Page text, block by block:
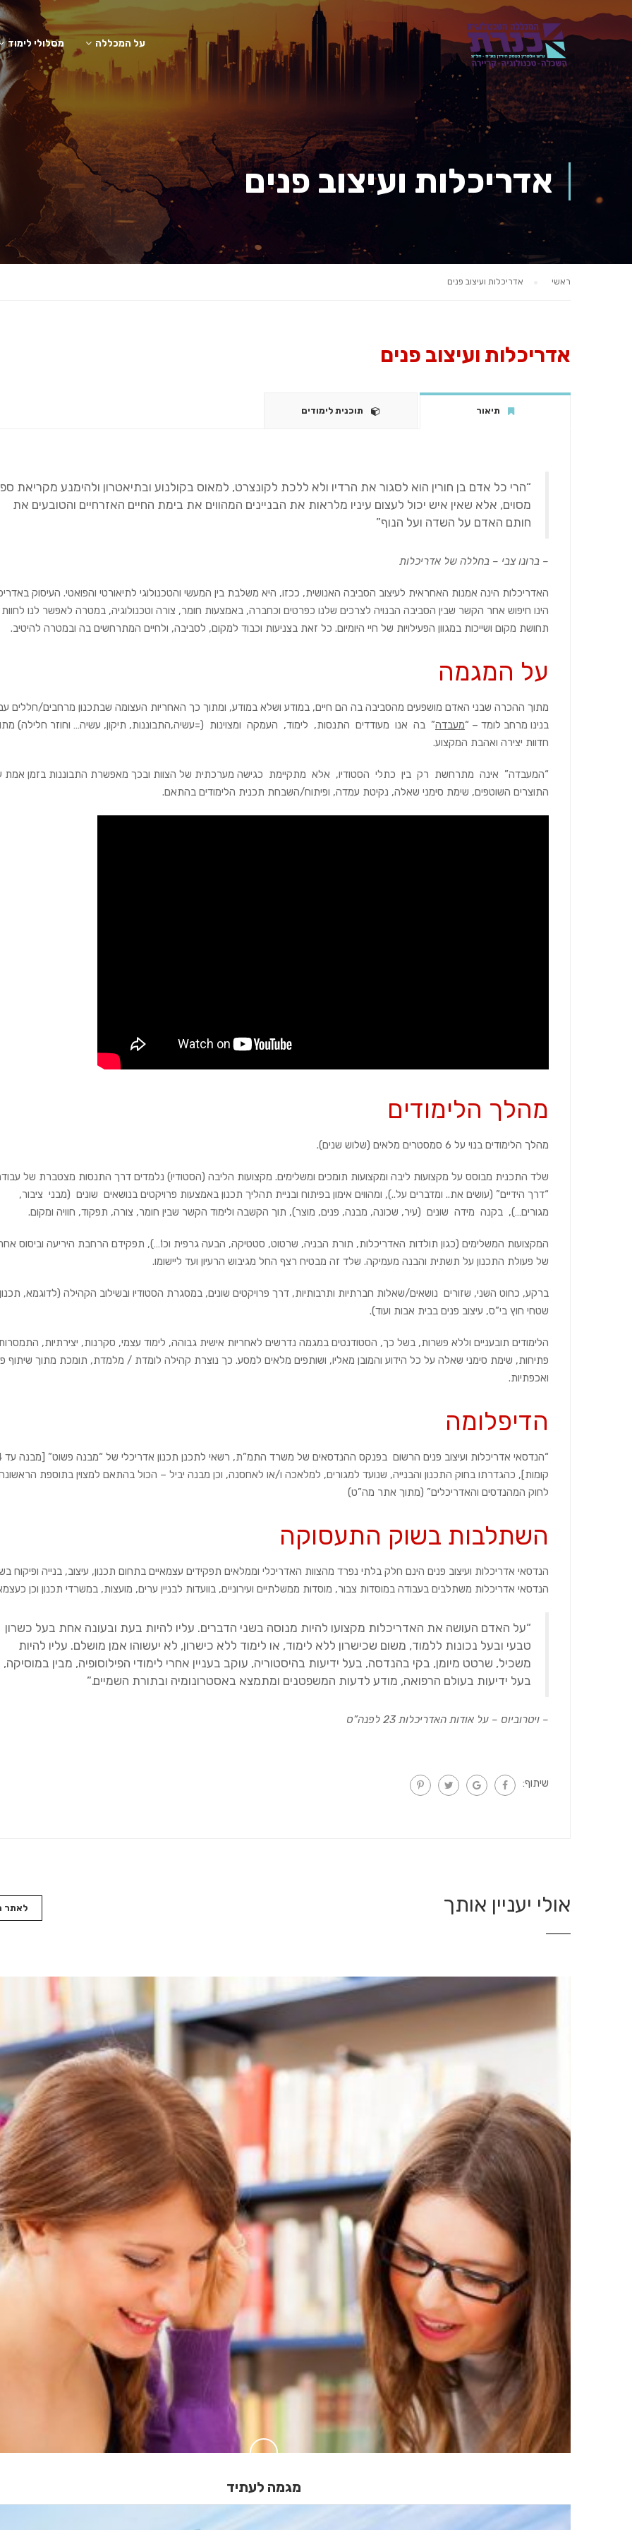
על המכללה מסלולי לימוד
אדריכלות ועיצוב פנים
ראשי אדריכלות ועיצוב פנים
אדריכלות ועיצוב פנים
תיאור תוכנית לימודים
“הרי כל אדם בן חורין הוא לסגור את הרדיו ולא ללכת לקונצרט, למאוס בקולנוע ובתיאטרון ולהימנע מקריאת
מסוים, אלא שאין איש יכול לעצום עיניו מלראות את הבניינים המהווים את בימת החיים האזרחיים והטובעים את
חותם האדם על השדה ועל הנוף”
– ברונו צבי – בחללה של אדריכלות
האדריכלות הינה אמנות האחראית לעיצוב הסביבה האנושית, ככזו, היא משלבת בין המעשי והטכנולוגי לתיאורטי והפואטי. העיסוק
הינו חיפוש אחר הקשר שבין הסביבה הבנויה לצרכים שלנו כפרטים וכחברה, באמצעות חומר, צורה וטכנולוגיה, במטרה לאפשר לנו לחוות
תחושת מקום ושייכות במגוון הפעילויות של חיי היומיום. כל זאת בצניעות וכבוד למקום, לסביבה, ולחיים המתרחשים בה ובמטרה להיטיב.
על המגמה
מתוך ההכרה שבני האדם מושפעים מהסביבה בה הם חיים, במודע ושלא במודע, ומתוך כך האחריות העצומה שבתכנון מרחבים/חללים
בנינו מרחב לומד – “מעבדה” בה אנו מעודדים התנסות, לימוד, העמקה ומצוינות (=עשיה,התבוננות, תיקון, עשיה… וחוזר חלילה)
חדוות יצירה ואהבת המקצוע.
“המעבדה” אינה מתרחשת רק בין כתלי הסטודיו, אלא מתקיימת כגישה מערכתית של הצוות ובכך מאפשרת התבוננות בזמן אמת
התוצרים השוטפים, שימת סימני שאלה, נקיטת עמדה, ופיתוח/השבחת תכנית הלימודים בהתאם.
מהלך הלימודים
מהלך הלימודים בנוי על 6 סמסטרים מלאים (שלוש שנים).
שלד התכנית מבוסס על מקצועות ליבה ומקצועות תומכים ומשלימים. מקצועות הליבה (הסטודיו) נלמדים דרך התנסות מצטברת של
“דרך הידיים” (עושים את.. ומדברים על..), ומהווים אימון בפיתוח ובניית תהליך תכנון באמצעות פרויקטים בנושאים שונים (מבני ציבור,
מגורים…), בקנה מידה שונים (עיר, שכונה, מבנה, פנים, מוצר), תוך הקשבה ולימוד הקשר שבין חומר, צורה, תפקוד, חוויה ומקום.
המקצועות המשלימים (כגון תולדות האדריכלות, תורת הבניה, שרטוט, סטטיקה, הבעה גרפית וכו’…), תפקידם הרחבת היריעה וביסוס
של פעולת התכנון על תשתית והבנה מעמיקה. שלד זה מבטיח רצף החל מגיבוש הרעיון ועד ליישומו.
ברקע, כחוט השני, שזורים נושאים/שאלות חברתיות ותרבותיות, דרך פרויקטים שונים, במסגרת הסטודיו ובשילוב הקהילה (לדוגמא, תכנון
שטחי חוץ בי”ס, עיצוב פנים בבית אבות ועוד).
הלימודים תובעניים וללא פשרות, בשל כך, הסטודנטים במגמה נדרשים לאחריות אישית גבוהה, לימוד עצמי, סקרנות, יצירתיות,
פתיחות, שימת סימני שאלה על כל הידוע והמובן מאליו, ושותפים מלאים למסע. כך נוצרת קהילה לומדת / מלמדת, תומכת מתוך שיתוף
ואכפתיות.
הדיפלומה
“הנדסאי אדריכלות ועיצוב
קומות], כהגדרתו בחוק התכנון והבנייה, שנועד למגורים, למלאכה ו/או לאחסנה, וכן מבנה יביל – הכול בהתאם למצוין בתוספת
לחוק המהנדסים והאדריכלים” (מתוך אתר מה”ט)
השתלבות בשוק התעסוקה
הנדסאי אדריכלות ועיצוב פנים הינם חלק בלתי נפרד מהצוות האדריכלי וממלאים תפקידים עצמאיים בתחום תכנון, עיצוב, בנייה ופיקוח
הנדסאי אדריכלות משתלבים בעבודה במוסדות צבור, מוסדות ממשלתיים ועירוניים, בוועדות לבניין ערים, מועצות, במשרדי תכנון וכן
“על האדם העושה את האדריכלות מקצועו להיות מנוסה בשני הדברים. עליו להיות בעת ובעונה אחת בעל כשרון
טבעי ובעל נכונות ללמוד, משום שכישרון ללא לימוד, או לימוד ללא כישרון, לא יעשוהו אמן מושלם. עליו להיות
משכיל, שרטט מיומן, בקי בהנדסה, בעל ידיעות בהיסטוריה, עוקב בעניין אחרי לימודי הפילוסופיה, מבין במוסיקה,
בעל ידיעות בעולם הרפואה, מודע לדעות המשפטנים ומתמצא באסטרונומיה ובתורת השמיים.”
– ויטרוביוס – על אודות האדריכלות 23 לפנה”ס
שיתוף:
אולי יעניין אותך לאתר
מגמה לעתיד